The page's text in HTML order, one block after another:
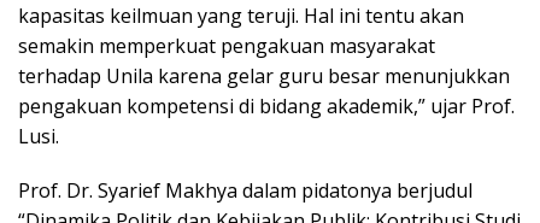
kapasitas keilmuan yang teruji. Hal ini tentu akan
semakin memperkuat pengakuan masyarakat
terhadap Unila karena gelar guru besar menunjukkan
pengakuan kompetensi di bidang akademik,” ujar Prof.
Lusi.
Prof. Dr. Syarief Makhya dalam pidatonya berjudul